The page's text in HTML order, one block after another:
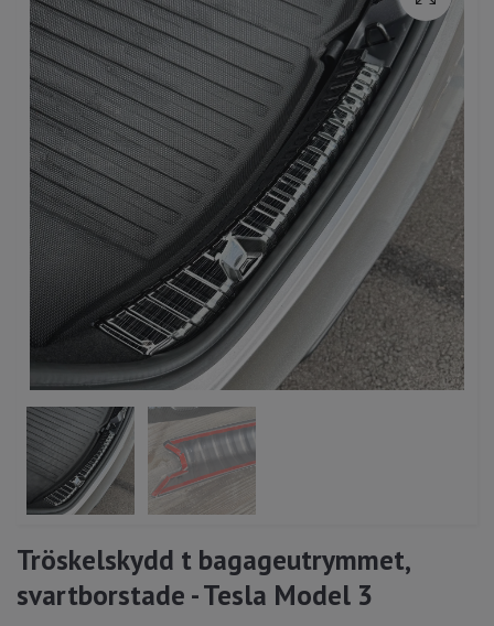
Tröskelskydd t bagageutrymmet,
svartborstade - Tesla Model 3